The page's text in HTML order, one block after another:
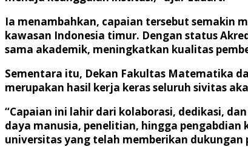
Ia menambahkan, capaian tersebut semakin
kawasan Indonesia timur. Dengan status
sama akademik, meningkatkan kualitas
Sementara itu, Dekan Fakultas Matematika
merupakan hasil kerja keras seluruh sivitas
“Capaian ini lahir dari kolaborasi, dedikasi,
daya manusia, penelitian, hingga
universitas yang telah memberikan dukungan